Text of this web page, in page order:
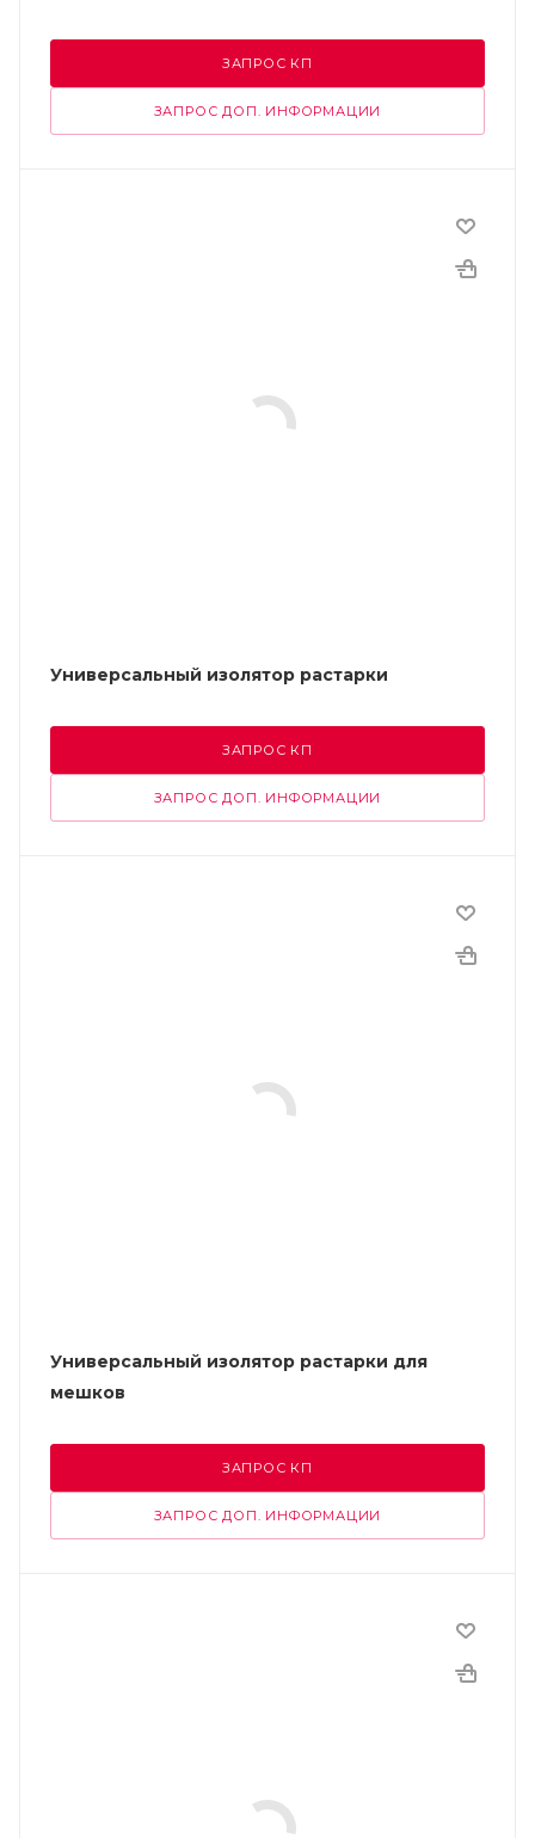
ЗАПРОС КП
ЗАПРОС ДОП. ИНФОРМАЦИИ
Универсальный изолятор растарки
ЗАПРОС КП
ЗАПРОС ДОП. ИНФОРМАЦИИ
Универсальный изолятор растарки для
мешков
ЗАПРОС КП
ЗАПРОС ДОП. ИНФОРМАЦИИ